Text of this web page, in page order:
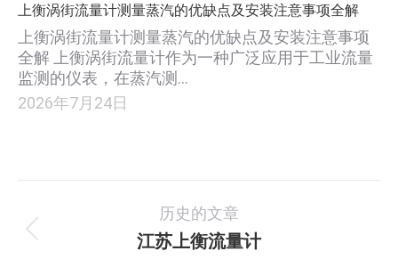
上衡涡街流量计测量蒸汽的优缺点及安装注意事项全解
上衡涡街流量计测量蒸汽的优缺点及安装注意事项
全解 上衡涡街流量计作为一种广泛应用于工业流量
监测的仪表，在蒸汽测…
2026年7月24日
目
历史的文章
上
江苏上衡流量计